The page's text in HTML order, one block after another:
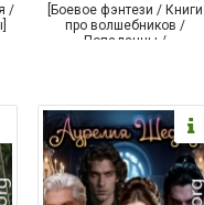
/
[Боевое фэнтези / Книги
про волшебников /
Попаданцы /